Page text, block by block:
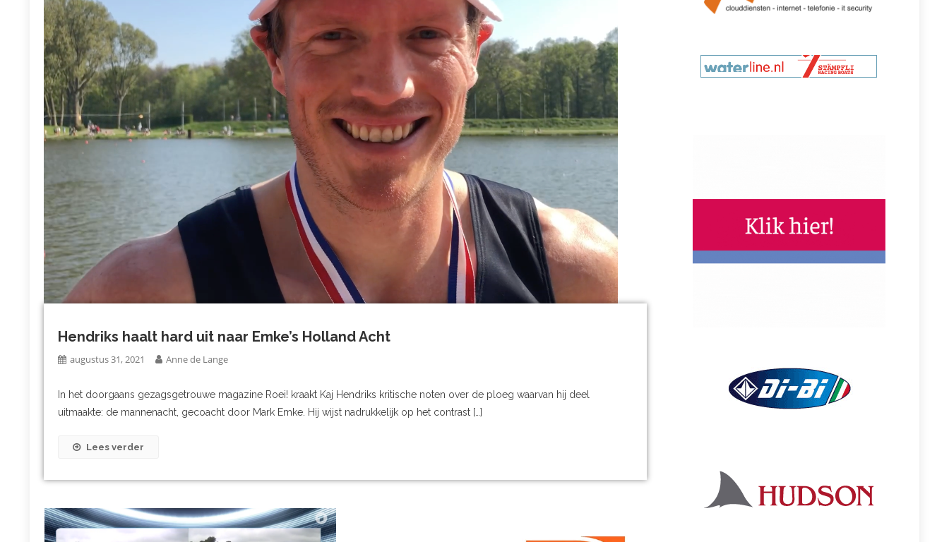
Hendriks haalt hard uit naar Emke’s Holland Acht
augustus 31, 2021 Anne de Lange
In het doorgaans gezagsgetrouwe magazine Roei! kraakt Kaj Hendriks kritische noten over de ploeg waarvan hij deel
uitmaakte: de mannenacht, gecoacht door Mark Emke. Hij wijst nadrukkelijk op het contrast […]
Lees verder